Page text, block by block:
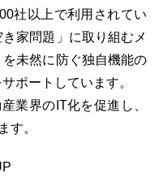
社以上で利用されてい
家問題」に取り組むメ
未然に防ぐ独自機能の
ポートしています。
業界のIT化を促進し、
す。